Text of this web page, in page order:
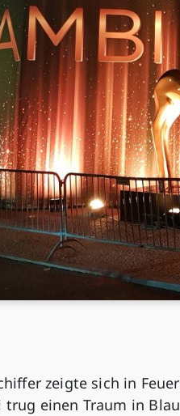
zeigte sich in
trug einen Traum in